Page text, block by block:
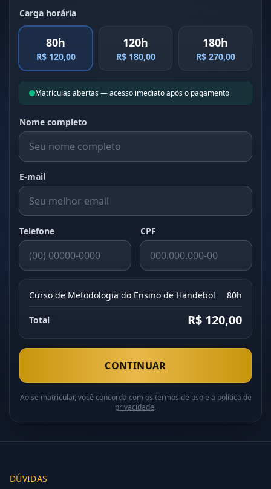
Carga horária
80h
R$ 120,00
120h
R$ 180,00
180h
R$ 270,00
Matrículas abertas — acesso imediato após o pagamento
Nome completo
E-mail
Telefone CPF
Curso de Metodologia do Ensino de Handebol 80h
Total R$ 120,00
CONTINUAR
Ao se matricular, você concorda com os termos de usoe a política de
privacidade.
DÚVIDAS